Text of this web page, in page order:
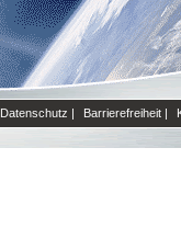
Datenschutz | Barrierefreiheit |